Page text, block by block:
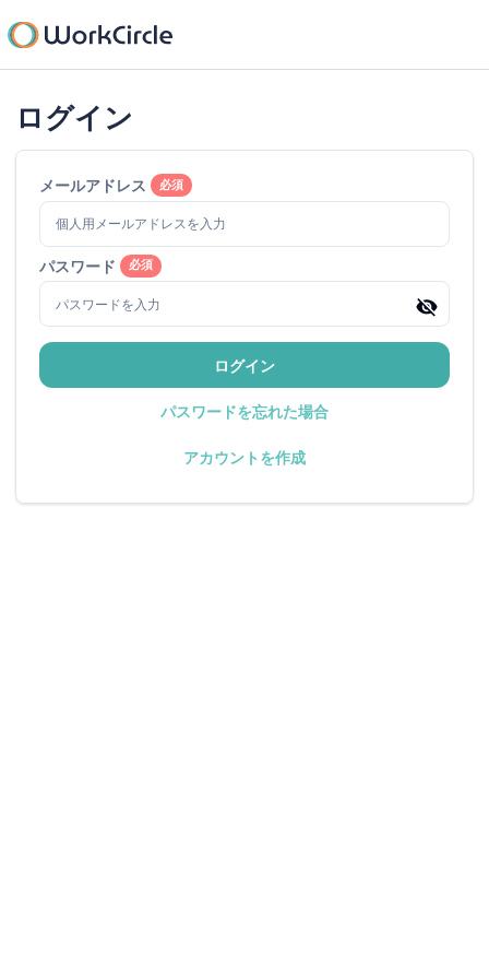
ログイン
メールアドレス 必須
パスワード 必須
ログイン
パスワードを忘れた場合
アカウントを作成